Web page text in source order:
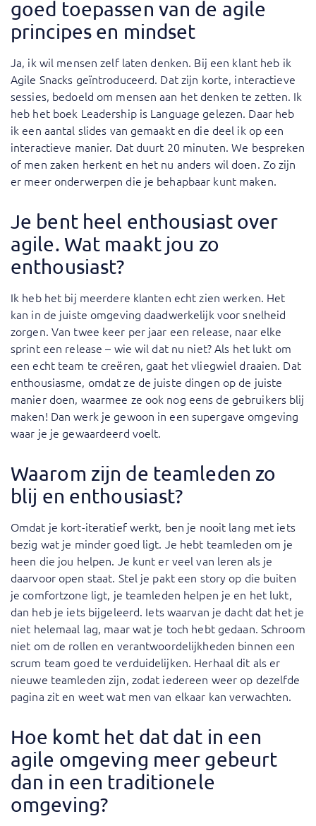
goed toepassen van de agile
principes en mindset
Ja, ik wil mensen zelf laten denken. Bij een klant heb ik
Agile Snacks geïntroduceerd. Dat zijn korte, interactieve
sessies, bedoeld om mensen aan het denken te zetten. Ik
heb het boek Leadership is Language gelezen. Daar heb
ik een aantal slides van gemaakt en die deel ik op een
interactieve manier. Dat duurt 20 minuten. We bespreken
of men zaken herkent en het nu anders wil doen. Zo zijn
er meer onderwerpen die je behapbaar kunt maken.
Je bent heel enthousiast over
agile. Wat maakt jou zo
enthousiast?
Ik heb het bij meerdere klanten echt zien werken. Het
kan in de juiste omgeving daadwerkelijk voor snelheid
zorgen. Van twee keer per jaar een release, naar elke
sprint een release – wie wil dat nu niet? Als het lukt om
een echt team te creëren, gaat het vliegwiel draaien. Dat
enthousiasme, omdat ze de juiste dingen op de juiste
manier doen, waarmee ze ook nog eens de gebruikers blij
maken! Dan werk je gewoon in een supergave omgeving
waar je je gewaardeerd voelt.
Waarom zijn de teamleden zo
blij en enthousiast?
Omdat je kort-iteratief werkt, ben je nooit lang met iets
bezig wat je minder goed ligt. Je hebt teamleden om je
heen die jou helpen. Je kunt er veel van leren als je
daarvoor open staat. Stel je pakt een story op die buiten
je comfortzone ligt, je teamleden helpen je en het lukt,
dan heb je iets bijgeleerd. Iets waarvan je dacht dat het je
niet helemaal lag, maar wat je toch hebt gedaan. Schroom
niet om de rollen en verantwoordelijkheden binnen een
scrum team goed te verduidelijken. Herhaal dit als er
nieuwe teamleden zijn, zodat iedereen weer op dezelfde
pagina zit en weet wat men van elkaar kan verwachten.
Hoe komt het dat dat in een
agile omgeving meer gebeurt
dan in een traditionele
omgeving?